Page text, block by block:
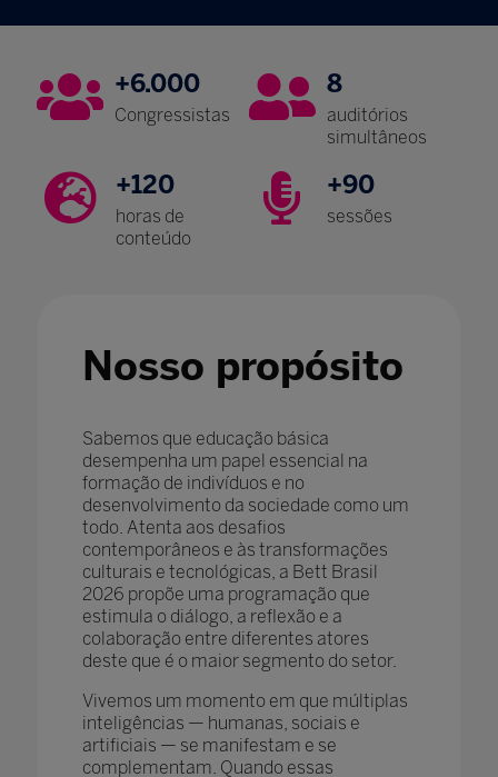
+6.000
Congressistas
8
auditórios
simultâneos
+120
horas de
conteúdo
+90
sessões
Nosso propósito
Sabemos que educação básica
desempenha um papel essencial na
formação de indivíduos e no
desenvolvimento da sociedade como um
todo. Atenta aos desafios
contemporâneos e às transformações
culturais e tecnológicas, a Bett Brasil
2026 propõe uma programação que
estimula o diálogo, a reflexão e a
colaboração entre diferentes atores
deste que é o maior segmento do setor.
Vivemos um momento em que múltiplas
inteligências — humanas, sociais e
artificiais — se manifestam e se
complementam. Quando essas